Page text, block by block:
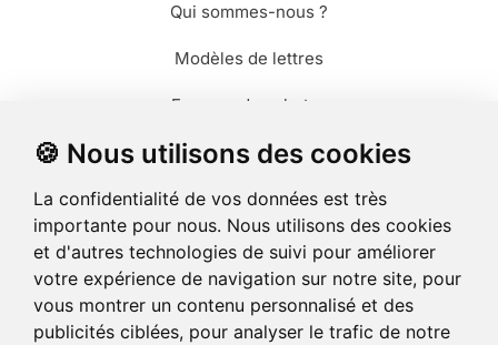
🍪 Nous utilisons des cookies
La confidentialité de vos données est très
importante pour nous. Nous utilisons des cookies
et d'autres technologies de suivi pour améliorer
votre expérience de navigation sur notre site, pour
vous montrer un contenu personnalisé et des
publicités ciblées, pour analyser le trafic de notre
Qui sommes-nous ?
Modèles de lettres
Envoyer des photos
Envoyer des cartes
Envoyer un recommandé